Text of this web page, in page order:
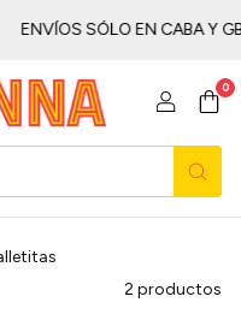
ENVÍOS SÓLO EN CABA Y GBAㅤㅤㅤㅤ
0
2 productos